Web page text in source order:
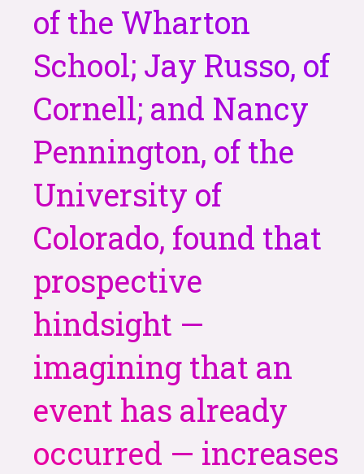
of the Wharton
School; Jay Russo, of
Cornell; and Nancy
Pennington, of the
University of
Colorado, found that
prospective
hindsight —
imagining that an
event has already
occurred — increases